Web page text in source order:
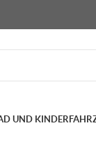
UND